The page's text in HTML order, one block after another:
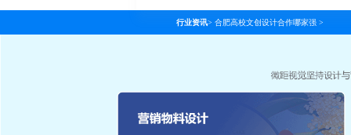
行业资讯> 合肥高校文创设计合作哪家强 >